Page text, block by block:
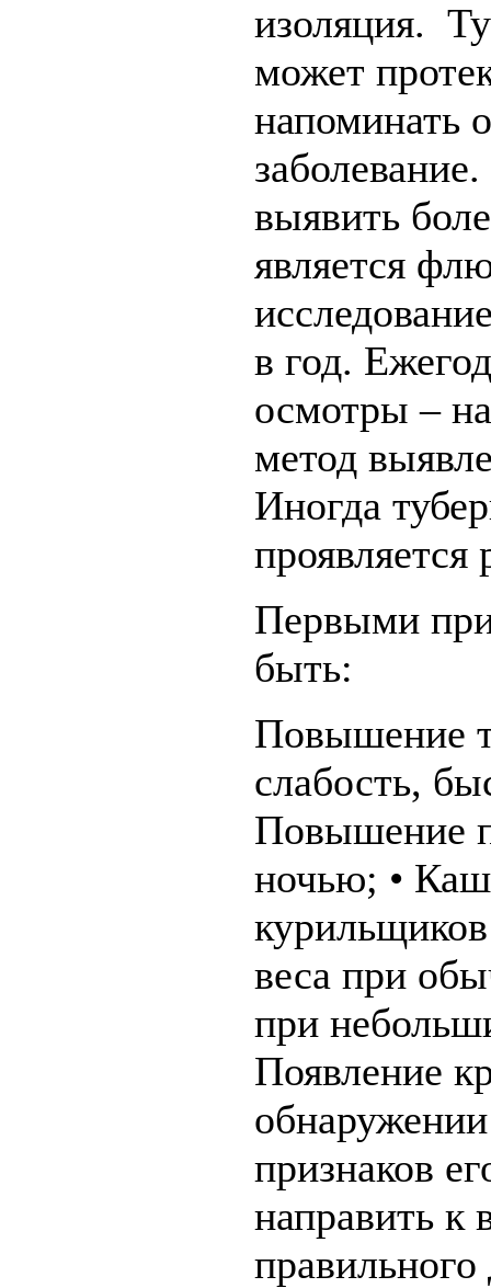
изоляция.
может
напоминать
выявить
является
в год.
осмотры –
метод
Иногда
Первыми
быть:
Повышение
слабость,
Повышение
ночью; •
веса при
при
Появление
признаков
направить к